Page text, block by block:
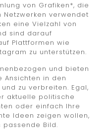
von Grafiken*, die
Netzwerken verwendet
eine Vielzahl von
sind darauf
Plattformen wie
zu unterstützen.
und bieten
Ansichten in den
zu verbreiten. Egal,
aktuelle politische
oder einfach Ihre
Ideen zeigen wollen,
Bild.